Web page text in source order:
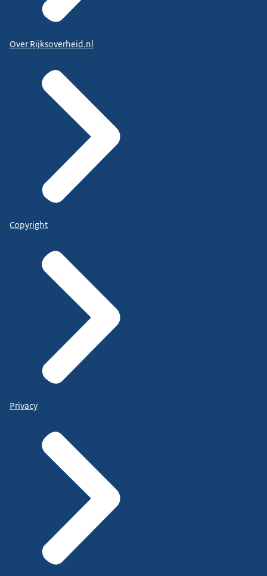
Over Rijksoverheid.nl
Copyright
Privacy